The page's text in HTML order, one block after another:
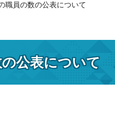
職員の数の公表について
公表について